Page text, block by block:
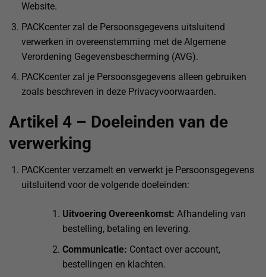
Website.
PACKcenter zal de Persoonsgegevens uitsluitend
verwerken in overeenstemming met de Algemene
Verordening Gegevensbescherming (AVG).
PACKcenter zal je Persoonsgegevens alleen gebruiken
zoals beschreven in deze Privacyvoorwaarden.
Artikel 4 – Doeleinden van de
verwerking
PACKcenter verzamelt en verwerkt je Persoonsgegevens
uitsluitend voor de volgende doeleinden:
Uitvoering Overeenkomst: Afhandeling van
bestelling, betaling en levering.
Communicatie: Contact over account,
bestellingen en klachten.